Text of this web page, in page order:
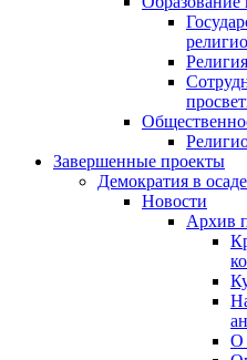
Завершенные проекты
Демократия в осаде
Новости
Архив
О